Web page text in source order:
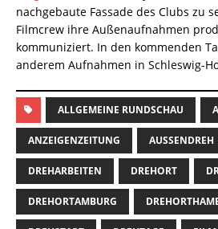
nachgebaute Fassade des Clubs zu
Filmcrew ihre Außenaufnahmen
kommuniziert. In den kommenden
anderem Aufnahmen in Schleswig-
ALLGEMEINE RUNDSCHAU
ANZEIGENZEITUNG AUSSENDREH
DREHARBEITEN DREHORT
DREHORTAMBURG